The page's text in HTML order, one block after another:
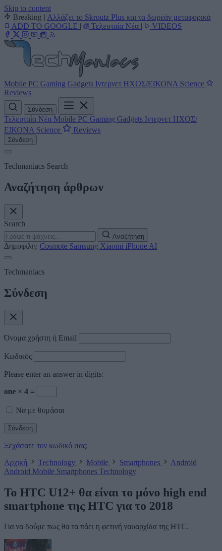
Skip to content
Breaking | Αλλάζει το Skroutz Plus και τα δωρεάν μεταφορικά
ADD TO GOOGLE | Τελευταία Νέα | VIDEOS
Mobile PC Gaming Gadgets Ιντερνετ ΗΧΟΣ/ΕΙΚΟΝΑ Science
Reviews
Σύνδεση
Τελευταία Νέα Mobile PC Gaming Gadgets Ιντερνετ ΗΧΟΣ/
ΕΙΚΟΝΑ Science Reviews
Σύνδεση
Techmaniacs Search
Αναζήτηση άρθρων
Search
Αναζήτηση
Δημοφιλή: Cosmote Samsung Xiaomi iPhone AI
Techmaniacs
Σύνδεση
Όνομα χρήστη ή Email
Κωδικός
Please enter an answer in digits:
one × 4 =
Να με θυμάσαι
Ξεχάσατε τον κωδικό σας;
Αρχική
Technology Mobile Smartphones
Android
Android Mobile Smartphones Technology
To HTC U12+ θα είναι το μόνο high end
smartphone της HTC για το 2018
Για να δούμε πως θα τα πάει η φετινή ναυαρχίδα της HTC.